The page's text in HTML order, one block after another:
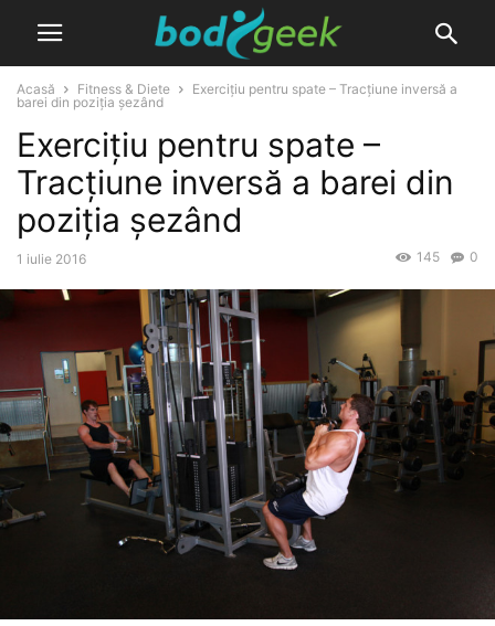
Acasă Fitness & Diete
Exercițiu pentru spate – Tracțiune inversă a
barei din poziția șezând
Exercițiu pentru spate –
Tracțiune inversă a barei din
poziția șezând
1 iulie 2016 0
145